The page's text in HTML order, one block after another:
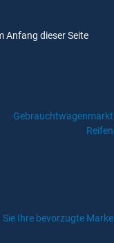
Anfang dieser Seite
Gebrauchtwagenmarkt
Reifen
Sie Ihre bevorzugte Marke